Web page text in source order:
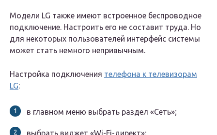
Модели LG также имеют встроенное беспроводное
подключение. Настроить его не составит труда. Но
для некоторых пользователей интерфейс системы
может стать немного непривычным.
Настройка подключения телефона к телевизорам
LG:
в главном меню выбрать раздел «Сеть»;